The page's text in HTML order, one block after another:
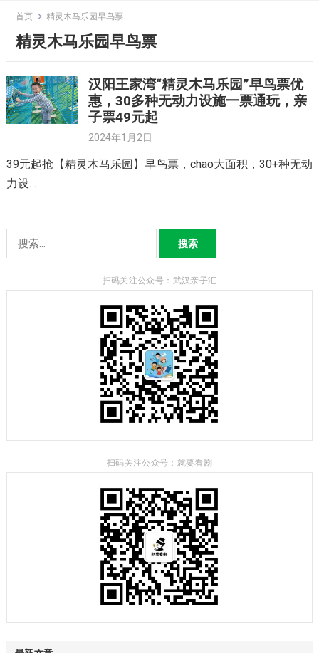
content
首页 精灵木马乐园早鸟票
精灵木马乐园早鸟票
汉阳王家湾“精灵木马乐园”早鸟票优
惠，30多种无动力设施一票通玩，亲
子票49元起
2024年1月2日
39元起抢【精灵木马乐园】早鸟票，chao大面积，30+种无动
力设…
索：
扫码关注公众号：武汉亲子汇
扫码关注公众号：就要看剧